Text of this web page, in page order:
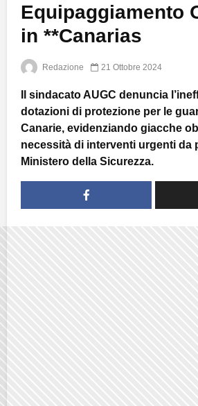
Equipaggiamento
in **Canarias
Redazione 21 Ottobre 2024
Il sindacato AUGC denuncia
dotazioni di protezione per le
Canarie, evidenziando giacche
necessità di interventi urgenti da
Ministero della Sicurezza.